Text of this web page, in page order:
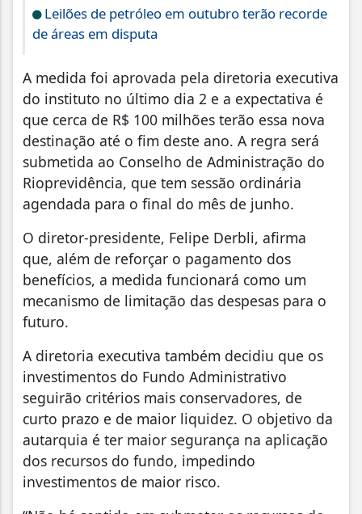
Leilões de petróleo em outubro terão recorde
de áreas em disputa
A medida foi aprovada pela diretoria executiva
do instituto no último dia 2 e a expectativa é
que cerca de R$ 100 milhões terão essa nova
destinação até o fim deste ano. A regra será
submetida ao Conselho de Administração do
Rioprevidência, que tem sessão ordinária
agendada para o final do mês de junho.
O diretor-presidente, Felipe Derbli, afirma
que, além de reforçar o pagamento dos
benefícios, a medida funcionará como um
mecanismo de limitação das despesas para o
futuro.
A diretoria executiva também decidiu que os
investimentos do Fundo Administrativo
seguirão critérios mais conservadores, de
curto prazo e de maior liquidez. O objetivo da
autarquia é ter maior segurança na aplicação
dos recursos do fundo, impedindo
investimentos de maior risco.